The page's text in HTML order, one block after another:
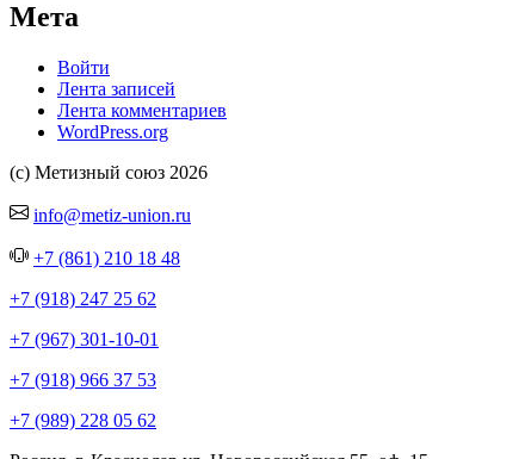
Мета
Войти
Лента записей
Лента комментариев
WordPress.org
(с) Метизный союз 2026
info@metiz-union.ru
+7 (861) 210 18 48
+7 (918) 247 25 62
+7 (967) 301-10-01
+7 (918) 966 37 53
+7 (989) 228 05 62